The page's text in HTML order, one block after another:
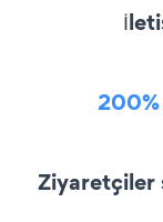
Ziyaretçiler